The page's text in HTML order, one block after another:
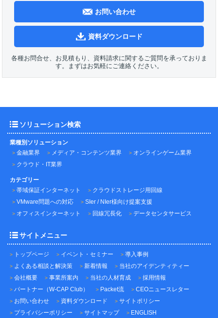
お問い合わせ
資料ダウンロード
各種お問合せ、お見積もり、資料請求に関するご質問を承っておりま
す。まずはお気軽にご連絡ください。
ソリューション検索
業種別ソリューション
金融業界
メディア・コンテンツ業界
オンラインゲーム業界
クラウド・IT業界
カテゴリー
帯域保証インターネット
クラウドストレージ用回線
VMware問題への対応
SIer / NIer様向け提案支援
オフィスインターネット
回線冗長化 データセンタサービス
サイトメニュー
トップページ イベント・セミナー
導入事例
よくある相談と解決策
新着情報
当社のアイデンティティー
会社概要
事業所案内 当社の人材育成
採用情報
パートナー（W-CAP Club）
Packet流
CEOニュースレター
お問い合わせ
資料ダウンロード
サイトポリシー
プライバシーポリシー
サイトマップ ENGLISH